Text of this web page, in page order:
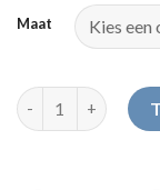
Maat
anwb pantoffels